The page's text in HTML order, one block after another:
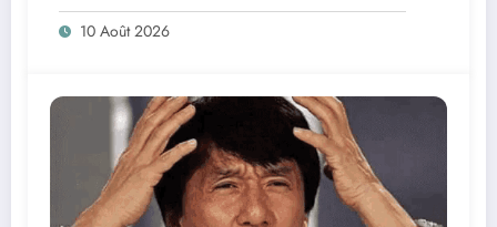
10 Août 2026